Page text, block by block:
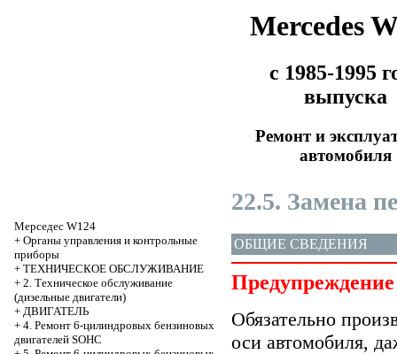
Mercedes
с 1985-1995
выпуска
Ремонт и
автомобиля
Мерседес W124
+ Органы управления и контрольные
приборы
+ ТЕХНИЧЕСКОЕ ОБСЛУЖИВАНИЕ
+ 2. Техническое обслуживание
(дизельные двигатели)
+ ДВИГАТЕЛЬ
+ 4. Ремонт 6-цилиндровых бензиновых
двигателей SOHC
22.5. Замена
ОБЩИЕ СВЕДЕНИЯ
Предупреждение
Обязательно
оси автомобиля,